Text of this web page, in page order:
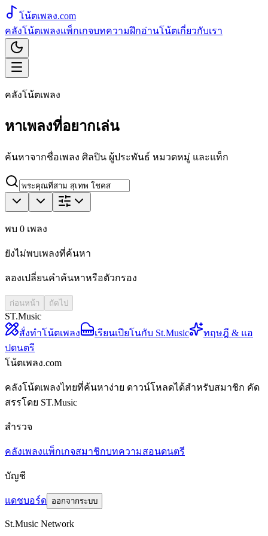
โน้ตเพลง.com
คลังโน้ตเพลงแพ็กเกจบทความฝึกอ่านโน้ตเกี่ยวกับเรา
คลังโน้ตเพลง
หาเพลงที่อยากเล่น
ค้นหาจากชื่อเพลง ศิลปิน ผู้ประพันธ์ หมวดหมู่ และแท็ก
พบ 0 เพลง
ยังไม่พบเพลงที่ค้นหา
ลองเปลี่ยนคำค้นหาหรือตัวกรอง
ก่อนหน้า ถัดไป
ST.Music
สั่งทำโน้ตเพลง
เรียนเปียโนกับ St.Music
ทฤษฎี & แอ
ปดนตรี
โน้ตเพลง.com
คลังโน้ตเพลงไทยที่ค้นหาง่าย ดาวน์โหลดได้สำหรับสมาชิก คัด
สรรโดย ST.Music
สำรวจ
คลังเพลงแพ็กเกจสมาชิกบทความสอนดนตรี
บัญชี
แดชบอร์ด ออกจากระบบ
St.Music Network